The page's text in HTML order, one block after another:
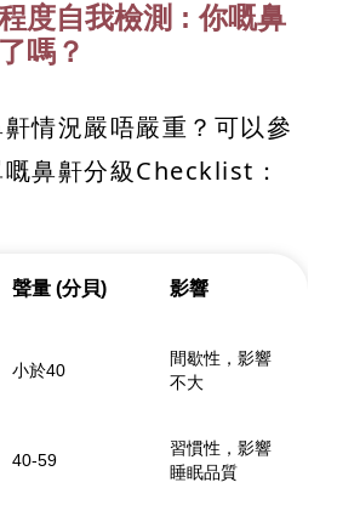
度自我檢測 : 你嘅鼻
嗎？
情況嚴唔嚴重？可以參
鼻鼾分級Checklist：
聲量 (分貝) 影響
小於40
間歇性，影響
不大
40-59
習慣性，影響
睡眠品質